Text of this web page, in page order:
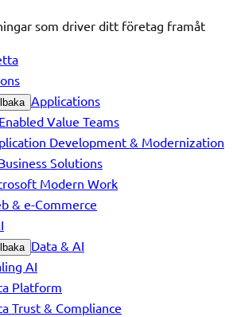
som driver ditt företag framåt
Applications
Value Teams
Development & Modernization
Solutions
Modern Work
& e-Commerce
Data & AI
AI
Platform
Trust & Compliance